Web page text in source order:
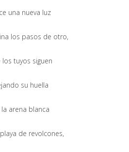
una nueva luz
los pasos de otro,
los tuyos siguen
su huella
la arena blanca
de revolcones,